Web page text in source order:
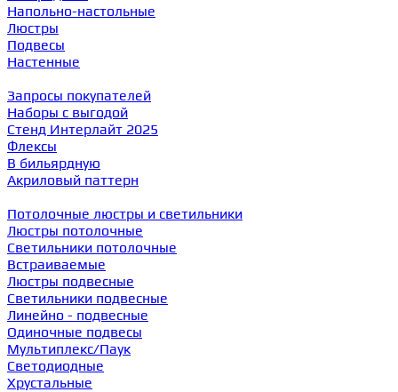
Напольно-настольные
Люстры
Подвесы
Настенные
Запросы покупателей
Наборы с выгодой
Стенд Интерлайт 2025
Флексы
В бильярдную
Акриловый паттерн
Потолочные люстры и светильники
Люстры потолочные
Светильники потолочные
Встраиваемые
Люстры подвесные
Светильники подвесные
Линейно - подвесные
Одиночные подвесы
Мультиплекс/Паук
Светодиодные
Хрустальные